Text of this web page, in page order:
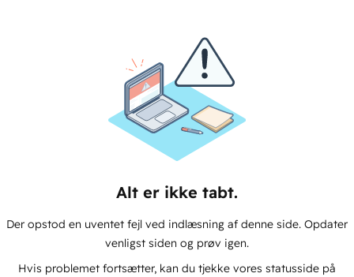
Alt er ikke tabt.
Der opstod en uventet fejl ved indlæsning af denne side. Opdater
venligst siden og prøv igen.
Hvis problemet fortsætter, kan du tjekke vores statusside på